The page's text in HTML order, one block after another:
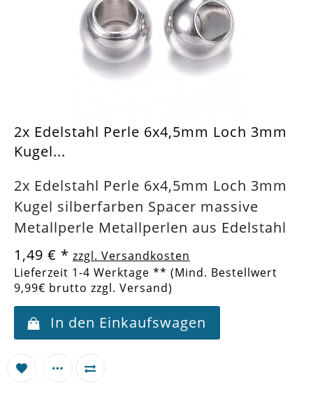
2x Edelstahl Perle 6x4,5mm Loch 3mm
Kugel...
2x Edelstahl Perle 6x4,5mm Loch 3mm
Kugel silberfarben Spacer massive
Metallperle Metallperlen aus Edelstahl
1,49 € * zzgl. Versandkosten
Lieferzeit 1-4 Werktage ** (Mind. Bestellwert
9,99€ brutto zzgl. Versand)
In den Einkaufswagen